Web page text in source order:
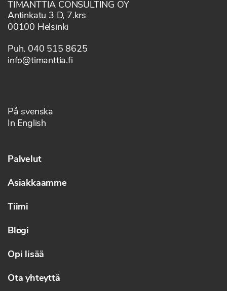
TIMANTTIA CONSULTING OY
Antinkatu 3 D, 7.krs
00100 Helsinki
Puh. 040 515 8625
info@timanttia.fi
På svenska
In English
Palvelut
Asiakkaamme
Tiimi
Blogi
Opi lisää
Ota yhteyttä